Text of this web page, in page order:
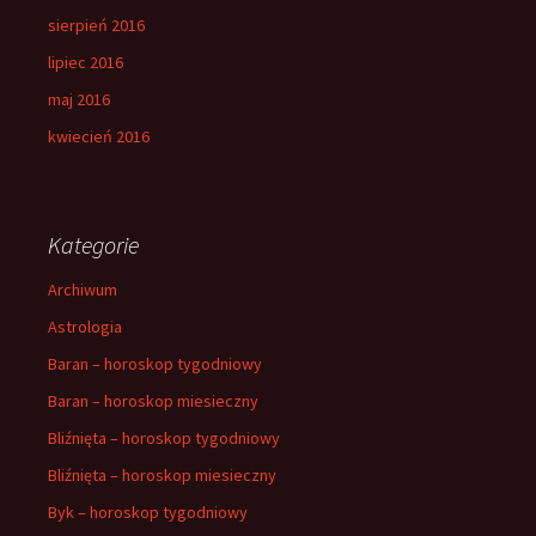
sierpień 2016
lipiec 2016
maj 2016
kwiecień 2016
Kategorie
Archiwum
Astrologia
Baran – horoskop tygodniowy
Baran – horoskop miesieczny
Bliźnięta – horoskop tygodniowy
Bliźnięta – horoskop miesieczny
Byk – horoskop tygodniowy